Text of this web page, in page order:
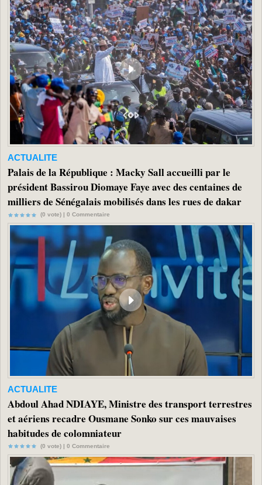
ACTUALITE
Palais de la République : Macky Sall accueilli par le
président Bassirou Diomaye Faye avec des centaines de
milliers de Sénégalais mobilisés dans les rues de dakar
(0 vote) | 0 Commentaire
ACTUALITE
Abdoul Ahad NDIAYE, Ministre des transport terrestres
et aériens recadre Ousmane Sonko sur ces mauvaises
habitudes de colomniateur
(0 vote) | 0 Commentaire